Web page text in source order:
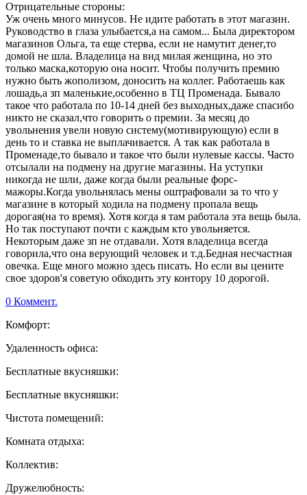
Отрицательные стороны:
Уж очень много минусов. Не идите работать в этот магазин.
Руководство в глаза улыбается,а на самом... Была директором
магазинов Ольга, та еще стерва, если не намутит денег,то
домой не шла. Владелица на вид милая женщина, но это
только маска,которую она носит. Чтобы получить премию
нужно быть жополизом, доносить на коллег. Работаешь как
лошадь,а зп маленькие,особенно в ТЦ Променада. Бывало
такое что работала по 10-14 дней без выходных,даже спасибо
никто не сказал,что говорить о премии. За месяц до
увольнения увели новую систему(мотивирующую) если в
день то и ставка не выплачивается. А так как работала в
Променаде,то бывало и такое что были нулевые кассы. Часто
отсылали на подмену на другие магазины. На уступки
никогда не шли, даже когда были реальные форс-
мажоры.Когда увольнялась мены оштрафовали за то что у
магазине в который ходила на подмену пропала вещь
дорогая(на то время). Хотя когда я там работала эта вещь была.
Но так поступают почти с каждым кто увольняется.
Некоторым даже зп не отдавали. Хотя владелица всегда
говорила,что она верующий человек и т.д.Бедная несчастная
овечка. Еще много можно здесь писать. Но если вы цените
свое здоров'я советую обходить эту контору 10 дорогой.
0 Коммент.
Комфорт:
Удаленность офиса:
Бесплатные вкусняшки:
Бесплатные вкусняшки:
Чистота помещений:
Комната отдыха:
Коллектив:
Дружелюбность: